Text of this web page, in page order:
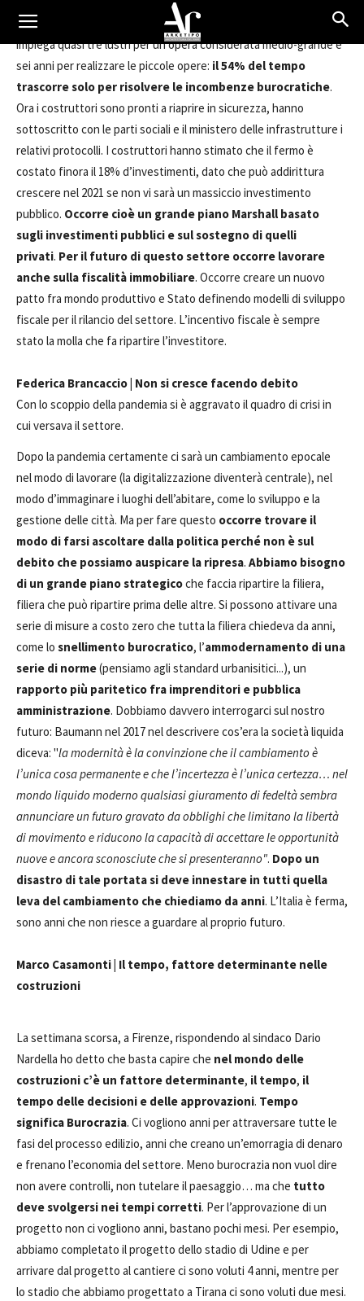
esecuzione delle opere
. Non va dimenticato che lo stato
impiega quasi tre lustri per un’opera considerata medio-grande e
sei anni per realizzare le piccole opere: il 54% del tempo
trascorre solo per risolvere le incombenze burocratiche.
Ora i costruttori sono pronti a riaprire in sicurezza, hanno
sottoscritto con le parti sociali e il ministero delle infrastrutture i
relativi protocolli. I costruttori hanno stimato che il fermo è
costato finora il 18% d’investimenti, dato che può addirittura
crescere nel 2021 se non vi sarà un massiccio investimento
pubblico. Occorre cioè un grande piano Marshall basato
sugli investimenti pubblici e sul sostegno di quelli
privati. Per il futuro di questo settore occorre lavorare
anche sulla fiscalità immobiliare. Occorre creare un nuovo
patto fra mondo produttivo e Stato definendo modelli di sviluppo
fiscale per il rilancio del settore. L’incentivo fiscale è sempre
stato la molla che fa ripartire l’investitore.
Federica Brancaccio | Non si cresce facendo debito
Con lo scoppio della pandemia si è aggravato il quadro di crisi in
cui versava il settore.
Dopo la pandemia certamente ci sarà un cambiamento epocale
nel modo di lavorare (la digitalizzazione diventerà centrale), nel
modo d’immaginare i luoghi dell’abitare, come lo sviluppo e la
gestione delle città. Ma per fare questo occorre trovare il
modo di farsi ascoltare dalla politica perché non è sul
debito che possiamo auspicare la ripresa. Abbiamo bisogno
di un grande piano strategicoche faccia ripartire la filiera,
filiera che può ripartire prima delle altre. Si possono attivare una
serie di misure a costo zero che tutta la filiera chiedeva da anni,
come lo snellimento burocratico, l’ammodernamento di una
serie di norme(pensiamo agli standard urbanisitici...), un
rapporto più paritetico fra imprenditori e pubblica
amministrazione. Dobbiamo davvero interrogarci sul nostro
futuro: Baumann nel 2017 nel descrivere cos’era la società liquida
diceva: "la modernità è la convinzione che il cambiamento è
l’unica cosa permanente e che l’incertezza è l’unica certezza… nel
mondo liquido moderno qualsiasi giuramento di fedeltà sembra
annunciare un futuro gravato da obblighi che limitano la libertà
di movimento e riducono la capacità di accettare le opportunità
nuove e ancora sconosciute che si presenteranno". Dopo un
disastro di tale portata si deve innestare in tutti quella
leva del cambiamento che chiediamo da anni. L’Italia è ferma,
sono anni che non riesce a guardare al proprio futuro.
Marco Casamonti | Il tempo, fattore determinante nelle
costruzioni
La settimana scorsa, a Firenze, rispondendo al sindaco Dario
Nardella ho detto che basta capire che nel mondo delle
costruzioni c’è un fattore determinante, il tempo, il
tempo delle decisioni e delle approvazioni. Tempo
significa Burocrazia. Ci vogliono anni per attraversare tutte le
fasi del processo edilizio, anni che creano un’emorragia di denaro
e frenano l’economia del settore. Meno burocrazia non vuol dire
non avere controlli, non tutelare il paesaggio… ma che tutto
deve svolgersi nei tempi corretti. Per l’approvazione di un
progetto non ci vogliono anni, bastano pochi mesi. Per esempio,
abbiamo completato il progetto dello stadio di Udine e per
arrivare dal progetto al cantiere ci sono voluti 4 anni, mentre per
lo stadio che abbiamo progettato a Tirana ci sono voluti due mesi.